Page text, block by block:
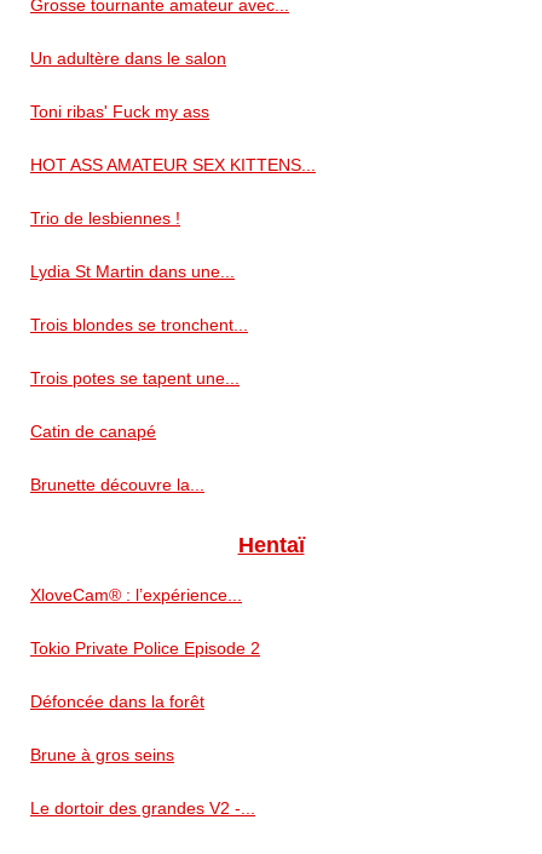
Grosse tournante amateur avec...
Un adultère dans le salon
Toni ribas' Fuck my ass
HOT ASS AMATEUR SEX KITTENS...
Trio de lesbiennes !
Lydia St Martin dans une...
Trois blondes se tronchent...
Trois potes se tapent une...
Catin de canapé
Brunette découvre la...
Hentaï
XloveCam® : l’expérience...
Tokio Private Police Episode 2
Défoncée dans la forêt
Brune à gros seins
Le dortoir des grandes V2 -...